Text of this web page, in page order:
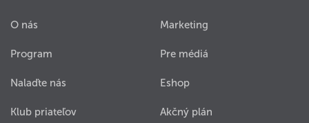
O nás
Program
Nalaďte nás
Klub priateľov
Marketing
Pre médiá
Eshop
Akčný plán